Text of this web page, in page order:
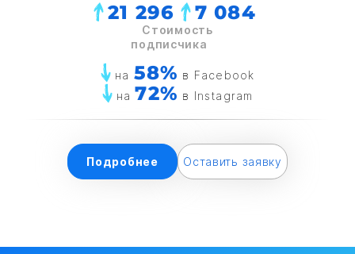
21 296 7 084
Стоимость
подписчика
на 58% в Facebook
на72% в Instagram
Подробнее Оставить заявку